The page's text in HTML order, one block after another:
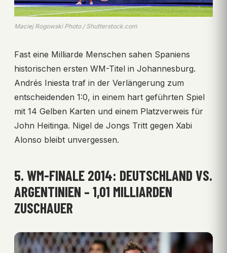
Maciej Rogowski Photo / Shutterstock.com
Fast eine Milliarde Menschen sahen Spaniens
historischen ersten WM-Titel in Johannesburg.
Andrés Iniesta traf in der Verlängerung zum
entscheidenden 1:0, in einem hart geführten Spiel
mit 14 Gelben Karten und einem Platzverweis für
John Heitinga. Nigel de Jongs Tritt gegen Xabi
Alonso bleibt unvergessen.
5. WM-FINALE 2014: DEUTSCHLAND VS.
ARGENTINIEN – 1,01 MILLIARDEN
ZUSCHAUER